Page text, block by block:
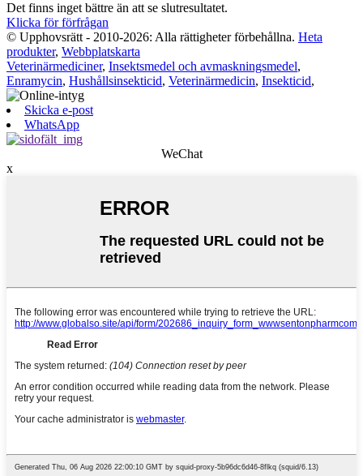
Det finns inget bättre än att se slutresultatet.
Klicka för förfrågan
© Upphovsrätt - 2010-2026: Alla rättigheter förbehållna. Heta
produkter, Webbplatskarta
Veterinärmediciner, Insektsmedel och avmaskningsmedel,
Enramycin, Hushållsinsekticid, Veterinärmedicin, Insekticid,
Skicka e-post
WhatsApp
WeChat
x